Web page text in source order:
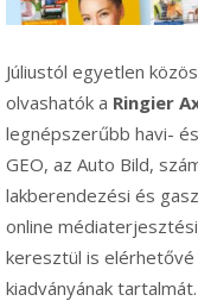
Júliustól egyetlen
olvashatók a Ringier
legnépszerűbb havi-
GEO, az Auto Bild,
lakberendezési és
online
keresztül is
kiadványának tartalmát.